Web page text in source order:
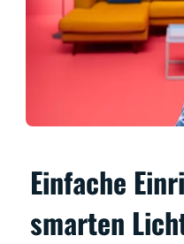
Einfache
smarten